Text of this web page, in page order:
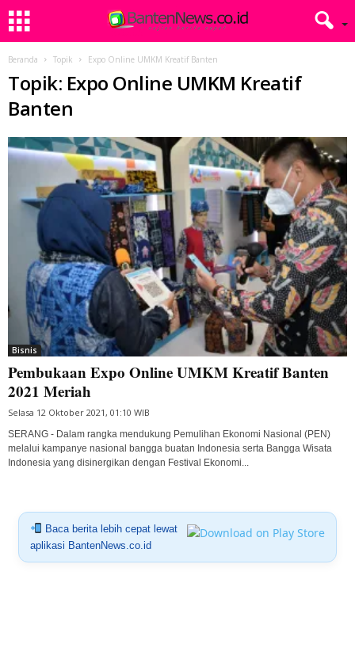
Beranda Topik Expo Online UMKM Kreatif Banten
Topik: Expo Online UMKM Kreatif
Banten
Bisnis
Pembukaan Expo Online UMKM Kreatif Banten
2021 Meriah
Selasa 12 Oktober 2021, 01:10 WIB
SERANG - Dalam rangka mendukung Pemulihan Ekonomi Nasional (PEN)
melalui kampanye nasional bangga buatan Indonesia serta Bangga Wisata
Indonesia yang disinergikan dengan Festival Ekonomi...
Baca berita lebih cepat lewat
aplikasi BantenNews.co.id